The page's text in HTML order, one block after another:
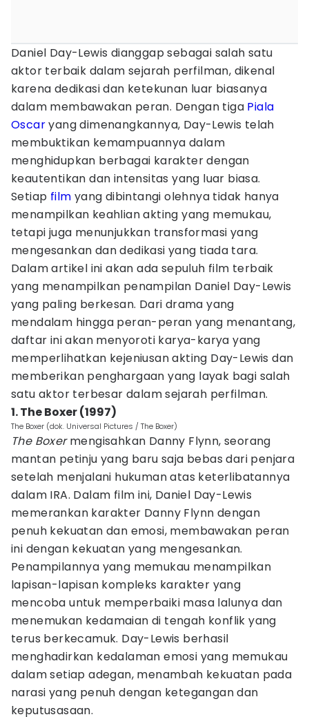
Daniel Day-Lewis dianggap sebagai salah satu
aktor terbaik dalam sejarah perfilman, dikenal
karena dedikasi dan ketekunan luar biasanya
dalam membawakan peran. Dengan tiga Piala
Oscaryang dimenangkannya, Day-Lewis telah
membuktikan kemampuannya dalam
menghidupkan berbagai karakter dengan
keautentikan dan intensitas yang luar biasa.
Setiap film yang dibintangi olehnya tidak hanya
menampilkan keahlian akting yang memukau,
tetapi juga menunjukkan transformasi yang
mengesankan dan dedikasi yang tiada tara.
Dalam artikel ini akan ada sepuluh film terbaik
yang menampilkan penampilan Daniel Day-Lewis
yang paling berkesan. Dari drama yang
mendalam hingga peran-peran yang menantang,
daftar ini akan menyoroti karya-karya yang
memperlihatkan kejeniusan akting Day-Lewis dan
memberikan penghargaan yang layak bagi salah
satu aktor terbesar dalam sejarah perfilman.
1. The Boxer (1997)
The Boxer (dok. Universal Pictures / The Boxer)
The Boxermengisahkan Danny Flynn, seorang
mantan petinju yang baru saja bebas dari penjara
setelah menjalani hukuman atas keterlibatannya
dalam IRA. Dalam film ini, Daniel Day-Lewis
memerankan karakter Danny Flynn dengan
penuh kekuatan dan emosi, membawakan peran
ini dengan kekuatan yang mengesankan.
Penampilannya yang memukau menampilkan
lapisan-lapisan kompleks karakter yang
mencoba untuk memperbaiki masa lalunya dan
menemukan kedamaian di tengah konflik yang
terus berkecamuk. Day-Lewis berhasil
menghadirkan kedalaman emosi yang memukau
dalam setiap adegan, menambah kekuatan pada
narasi yang penuh dengan ketegangan dan
keputusasaan.